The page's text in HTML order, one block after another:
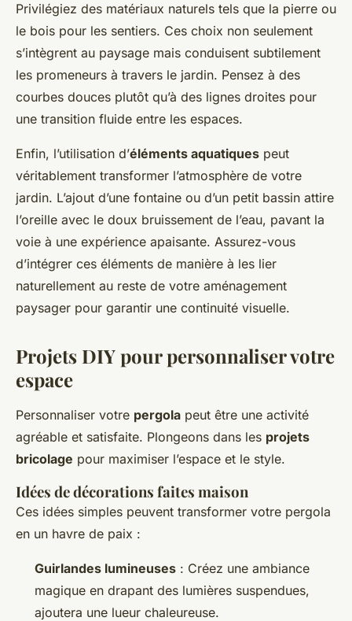
Privilégiez des matériaux naturels tels que la pierre ou
le bois pour les sentiers. Ces choix non seulement
s’intègrent au paysage mais conduisent subtilement
les promeneurs à travers le jardin. Pensez à des
courbes douces plutôt qu’à des lignes droites pour
une transition fluide entre les espaces.
Enfin, l’utilisation d’éléments aquatiques peut
véritablement transformer l’atmosphère de votre
jardin. L’ajout d’une fontaine ou d’un petit bassin attire
l’oreille avec le doux bruissement de l’eau, pavant la
voie à une expérience apaisante. Assurez-vous
d’intégrer ces éléments de manière à les lier
naturellement au reste de votre aménagement
paysager pour garantir une continuité visuelle.
Projets DIY pour personnaliser votre
espace
Personnaliser votre pergola peut être une activité
agréable et satisfaite. Plongeons dans les projets
bricolage pour maximiser l’espace et le style.
Idées de décorations faites maison
Ces idées simples peuvent transformer votre pergola
en un havre de paix :
Guirlandes lumineuses : Créez une ambiance
magique en drapant des lumières suspendues,
ajoutera une lueur chaleureuse.